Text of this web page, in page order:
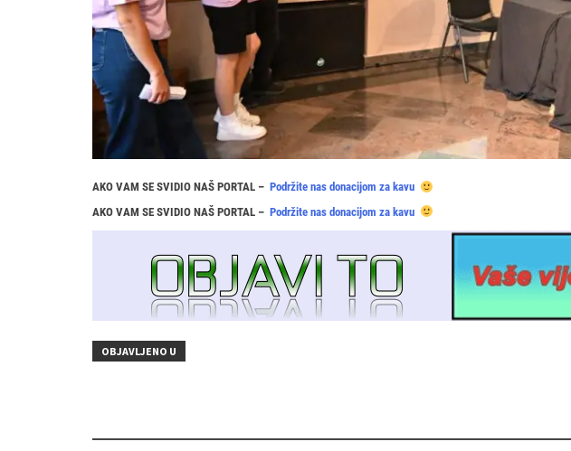
AKO VAM SE SVIDIO NAŠ PORTAL – Podržite nas donacijom za kavu
AKO VAM SE SVIDIO NAŠ PORTAL – Podržite nas donacijom za kavu
OBJAVLJENO U